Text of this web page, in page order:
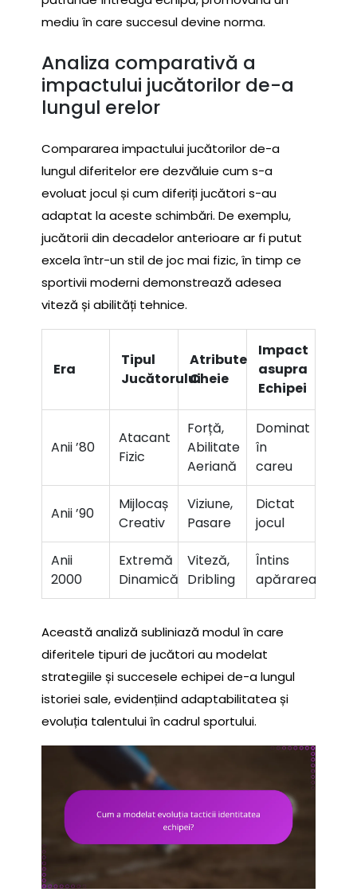
mediu în care succesul devine norma.
Analiza comparativă a
impactului jucătorilor de-a
lungul erelor
Compararea impactului jucătorilor de-a
lungul diferitelor ere dezvăluie cum s-a
evoluat jocul și cum diferiți jucători s-au
adaptat la aceste schimbări. De exemplu,
jucătorii din decadelor anterioare ar fi putut
excela într-un stil de joc mai fizic, în timp ce
sportivii moderni demonstrează adesea
viteză și abilități tehnice.
Era
Tipul
Jucătorului
Atribute
Cheie
Impact
asupra
Echipei
Anii ’80
Atacant
Fizic
Forță,
Abilitate
Aeriană
Dominat
în
careu
Anii ’90
Mijlocaș
Creativ
Viziune,
Pasare
Dictat
jocul
Anii
2000
Extremă
Dinamică
Viteză,
Dribling
Întins
apărarea
Această analiză subliniază modul în care
diferitele tipuri de jucători au modelat
strategiile și succesele echipei de-a lungul
istoriei sale, evidențiind adaptabilitatea și
evoluția talentului în cadrul sportului.